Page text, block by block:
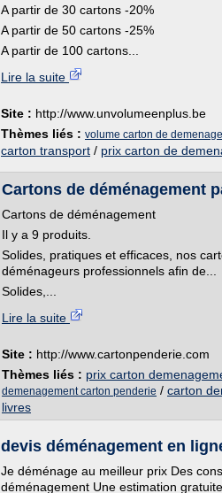
A partir de 30 cartons -20%
A partir de 50 cartons -25%
A partir de 100 cartons...
Lire la suite
Site : http://www.unvolumeenplus.be
Thèmes liés : volume carton de
carton transport / prix carton de
Cartons de déménagement
Cartons de déménagement
Il y a 9 produits.
Solides, pratiques et efficaces, nos
déménageurs professionnels afin de...
Solides,...
Lire la suite
Site : http://www.cartonpenderie.com
Thèmes liés : prix carton
demenagement carton penderie / carton
livres
devis déménagement en
Je déménage au meilleur prix Des
déménagement Une estimation